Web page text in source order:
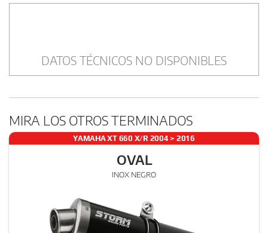
DATOS TÉCNICOS NO DISPONIBLES
MIRA LOS OTROS TERMINADOS
YAMAHA XT 660 X/R 2004 > 2016
OVAL
INOX NEGRO